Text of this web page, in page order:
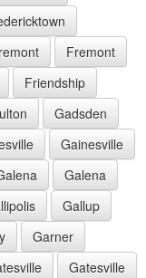
Fremont
Friendship
Gadsden
Gainesville
Galena
Gallup
Garner
Gatesville